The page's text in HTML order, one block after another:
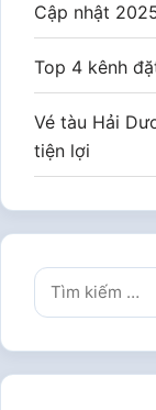
Cập nhật
Top 4 kênh
Vé tàu Hải
tiện lợi
Tìm
kiếm